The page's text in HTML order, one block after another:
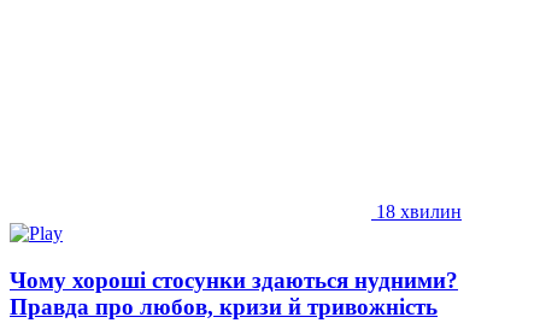
18 хвилин
Чому хороші стосунки здаються нудними?
Правда про любов, кризи й тривожність